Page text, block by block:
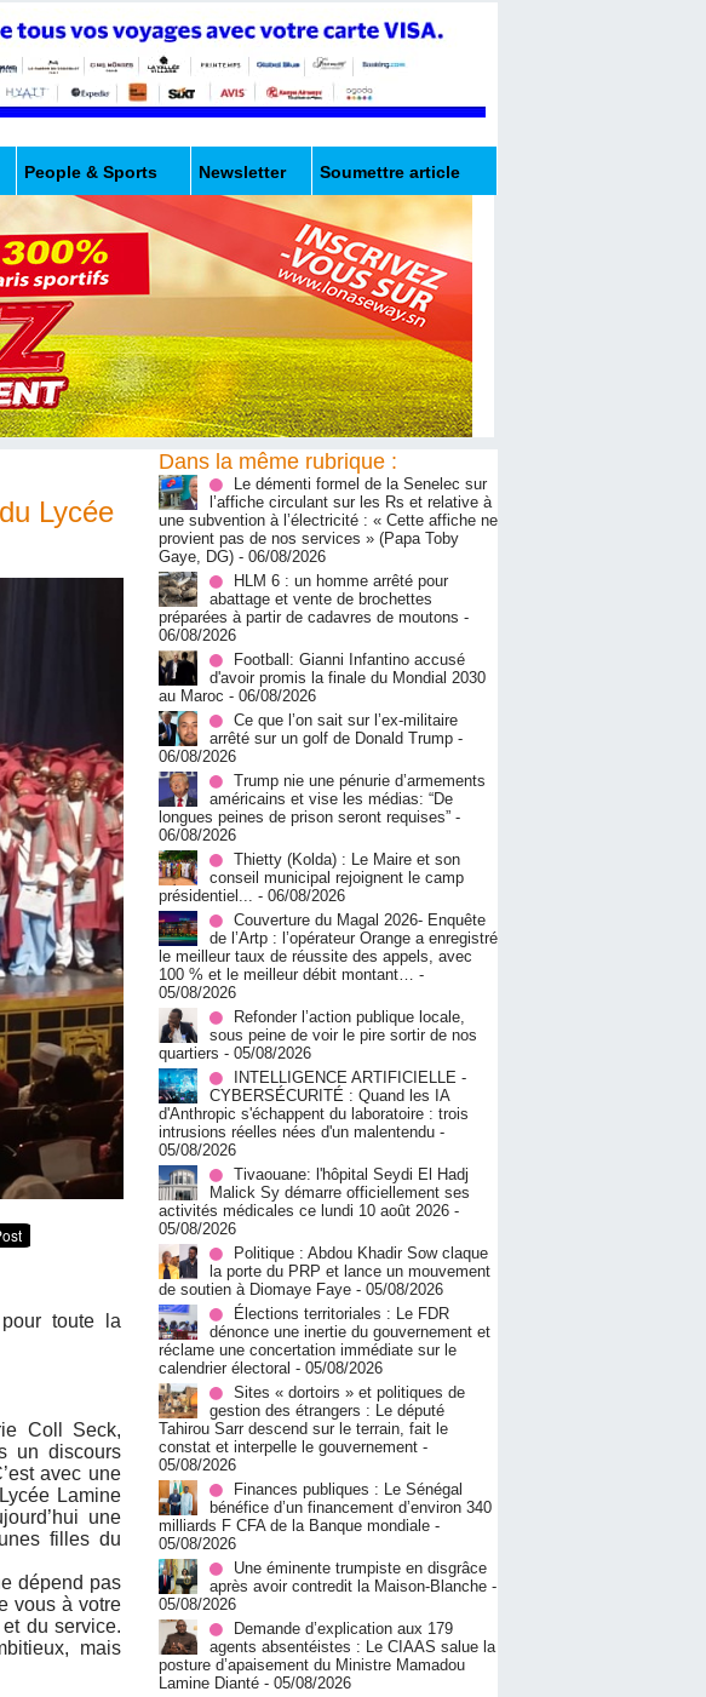
People & Sports Newsletter Soumettre article
Lycée
toute la
Coll Seck,
un discours
avec une
Lamine
une
filles du
dépend pas
vous à votre
du service.
mais
Dans la même rubrique :
Le démenti formel de la Senelec sur
l’affiche circulant sur les Rs et relative à
une subvention à l’électricité : « Cette affiche ne
provient pas de nos services » (Papa Toby
Gaye, DG) - 06/08/2026
HLM 6 : un homme arrêté pour
abattage et vente de brochettes
préparées à partir de cadavres de moutons -
06/08/2026
Football: Gianni Infantino accusé
d'avoir promis la finale du Mondial 2030
au Maroc - 06/08/2026
Ce que l’on sait sur l’ex-militaire
arrêté sur un golf de Donald Trump -
06/08/2026
Trump nie une pénurie d’armements
américains et vise les médias: “De
longues peines de prison seront requises” -
06/08/2026
‎Thietty (Kolda) : Le Maire et son
conseil municipal rejoignent le camp
présidentiel... - 06/08/2026
Couverture du Magal 2026- Enquête
de l’Artp : l’opérateur Orange a enregistré
le meilleur taux de réussite des appels, avec
100 % et le meilleur débit montant… -
05/08/2026
Refonder l’action publique locale,
sous peine de voir le pire sortir de nos
quartiers - 05/08/2026
INTELLIGENCE ARTIFICIELLE -
CYBERSÉCURITÉ : Quand les IA
d'Anthropic s'échappent du laboratoire : trois
intrusions réelles nées d'un malentendu -
05/08/2026
Tivaouane: l'hôpital Seydi El Hadj
Malick Sy démarre officiellement ses
activités médicales ce lundi 10 août 2026 -
05/08/2026
Politique : Abdou Khadir Sow claque
la porte du PRP et lance un mouvement
de soutien à Diomaye Faye - 05/08/2026
Élections territoriales : Le FDR
dénonce une inertie du gouvernement et
réclame une concertation immédiate sur le
calendrier électoral - 05/08/2026
Sites « dortoirs » et politiques de
gestion des étrangers : Le député
Tahirou Sarr descend sur le terrain, fait le
constat et interpelle le gouvernement -
05/08/2026
Finances publiques : Le Sénégal
bénéfice d’un financement d’environ 340
milliards F CFA de la Banque mondiale -
05/08/2026
Une éminente trumpiste en disgrâce
après avoir contredit la Maison-Blanche -
05/08/2026
Demande d’explication aux 179
agents absentéistes : Le CIAAS salue la
posture d’apaisement du Ministre Mamadou
Lamine Dianté - 05/08/2026